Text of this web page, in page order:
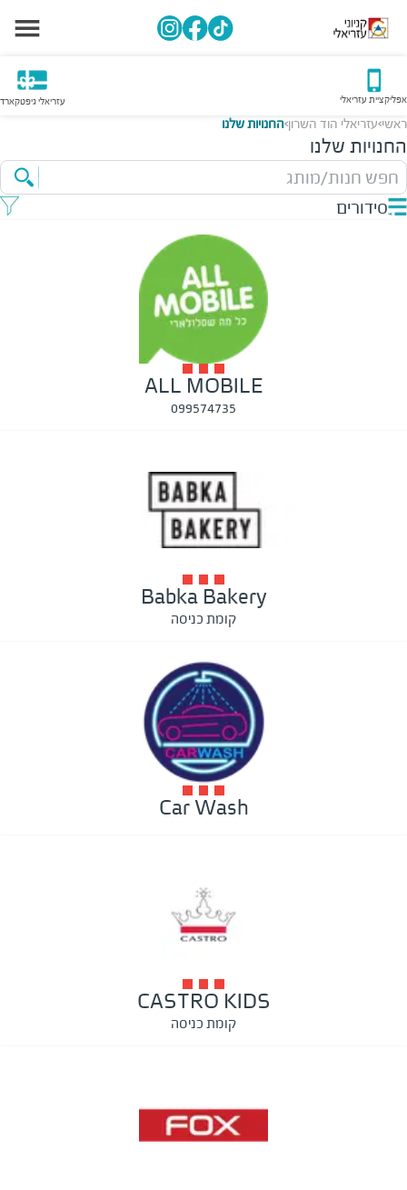
אפליקציית עזריאלי עזריאלי גיפטקארד
ראשי>עזריאלי הוד השרון>החנויות שלנו
החנויות שלנו
חפש חנות/מותג
סידורים
ALL MOBILE
099574735
Babka Bakery
קומת כניסה
Car Wash
CASTRO KIDS
קומת כניסה